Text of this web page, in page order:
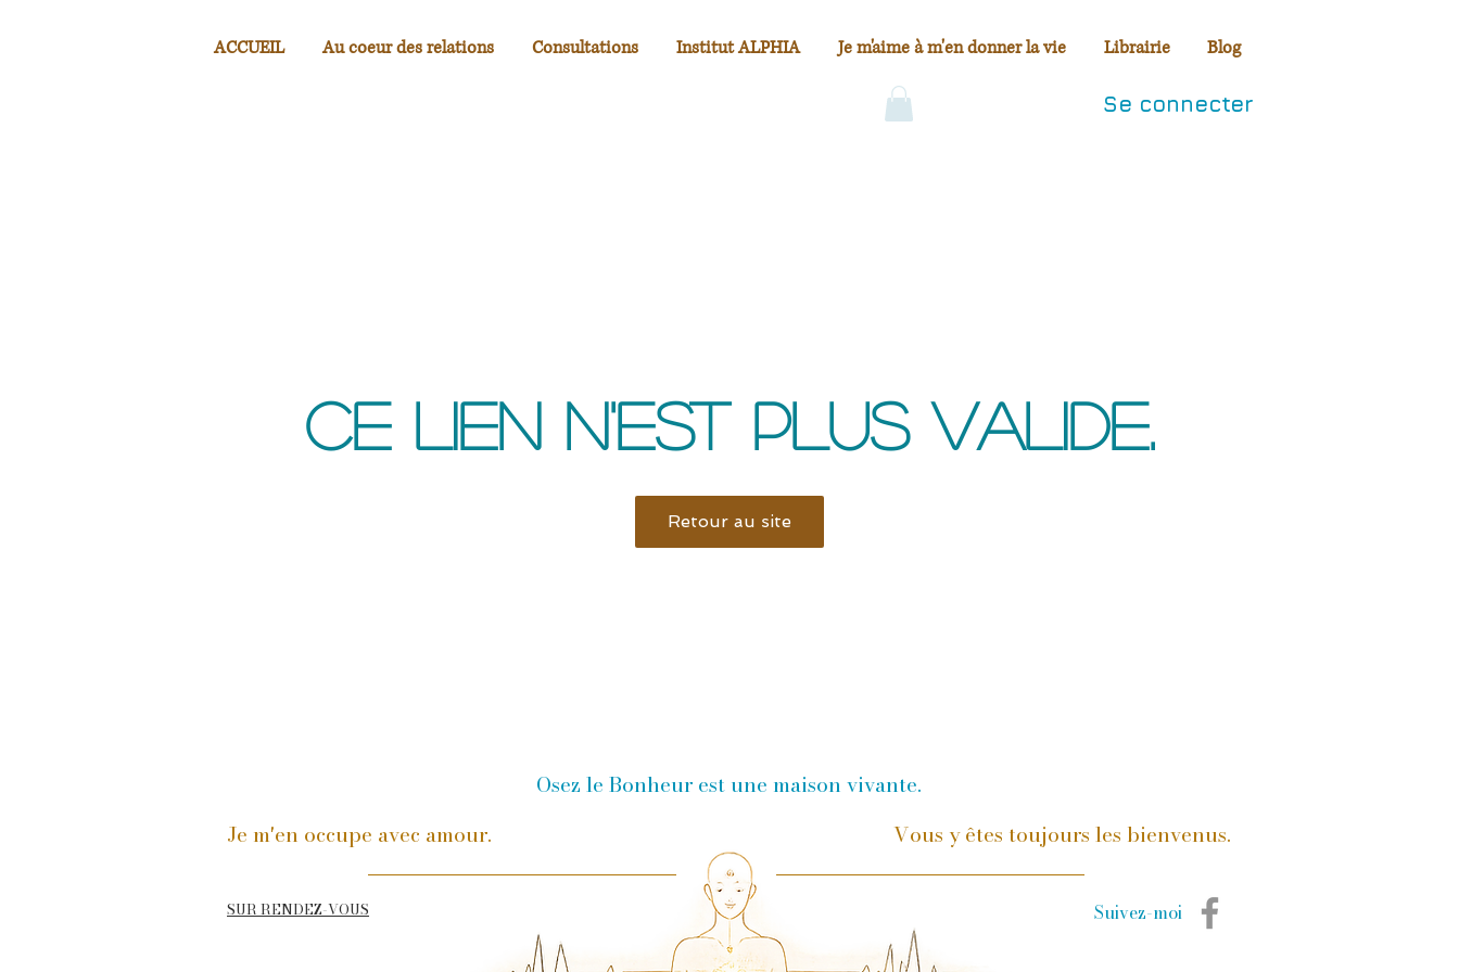
ACCUEIL Au coeur des relations Consultations Institut ALPHIA Je m'aime à m'en donner la vie Librairie Blog
Se connecter
Ce lien n'est plus valide.
Retour au site
Osez le Bonheur est une maison vivante.
SUR RENDEZ-VOUS Suivez-moi
Vous y êtes toujours les bienvenus.
Je m'en occupe avec amour.